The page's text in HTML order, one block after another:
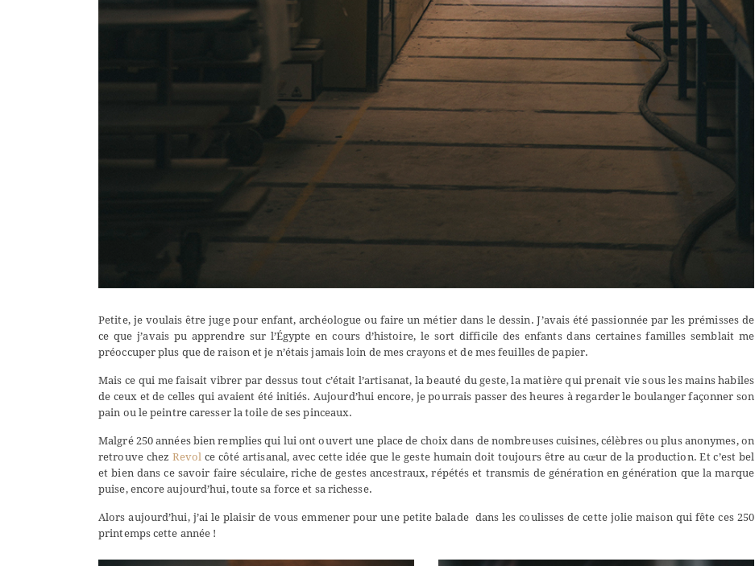
Petite, je voulais être juge pour enfant, archéologue ou faire un métier dans le dessin. J’avais été passionnée par les prémisses de
ce que j’avais pu apprendre sur l’Égypte en cours d’histoire, le sort difficile des enfants dans certaines familles semblait me
préoccuper plus que de raison et je n’étais jamais loin de mes crayons et de mes feuilles de papier.
Mais ce qui me faisait vibrer par dessus tout c’était l’artisanat, la beauté du geste, la matière qui prenait vie sous les mains habiles
de ceux et de celles qui avaient été initiés. Aujourd’hui encore, je pourrais passer des heures à regarder le boulanger façonner son
pain ou le peintre caresser la toile de ses pinceaux.
Malgré 250 années bien remplies qui lui ont ouvert une place de choix dans de nombreuses cuisines, célèbres ou plus anonymes, on
retrouve chez Revol ce côté artisanal, avec cette idée que le geste humain doit toujours être au cœur de la production. Et c’est bel
et bien dans ce savoir faire séculaire, riche de gestes ancestraux, répétés et transmis de génération en génération que la marque
puise, encore aujourd’hui, toute sa force et sa richesse.
Alors aujourd’hui, j’ai le plaisir de vous emmener pour une petite balade dans les coulisses de cette jolie maison qui fête ces 250
printemps cette année !